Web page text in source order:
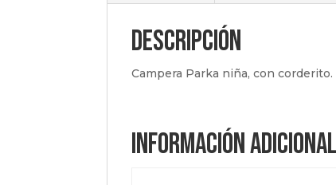
Descripción
Campera Parka niña, con corderito.
Información adicional